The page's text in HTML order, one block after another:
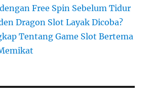
Free Spin Sebelum Tidur
Dragon Slot Layak Dicoba?
Tentang Game Slot Bertema